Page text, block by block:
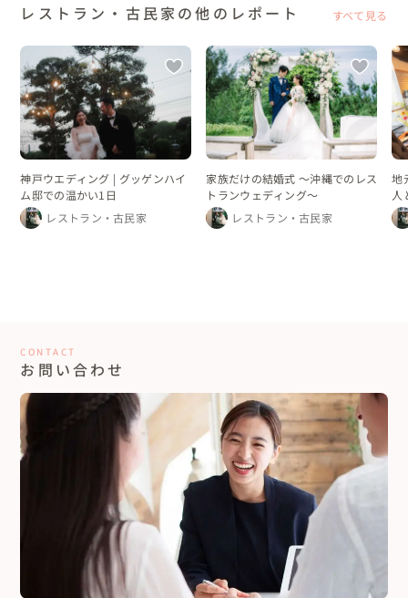
レストラン・古民家の他のレポート すべて見る
神戸ウエディング | グッゲンハイ
ム邸での温かい1日
レストラン・古民家
家族だけの結婚式 〜沖縄でのレス
トランウェディング〜
レストラン・古民家
地
人
ン
CONTACT
お問い合わせ